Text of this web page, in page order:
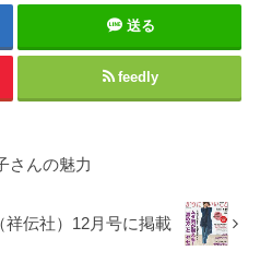
送る
feedly
さんの魅力
祥伝社）12月号に掲載